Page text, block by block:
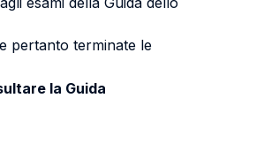
pertanto terminate le
la Guida